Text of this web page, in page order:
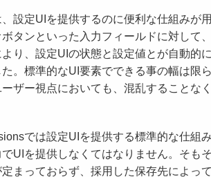
設定UIを提供するのに便利な仕組みが
タンといった入力フィールドに対して
り、設定UIの状態と設定値とが自動的
。標準的なUI要素でできる事の幅は限
ザー視点においても、混乱することな
では設定UIを提供する標準的な仕組
UIを提供しなくてはなりません。そも
まっておらず、採用した保存先によっ